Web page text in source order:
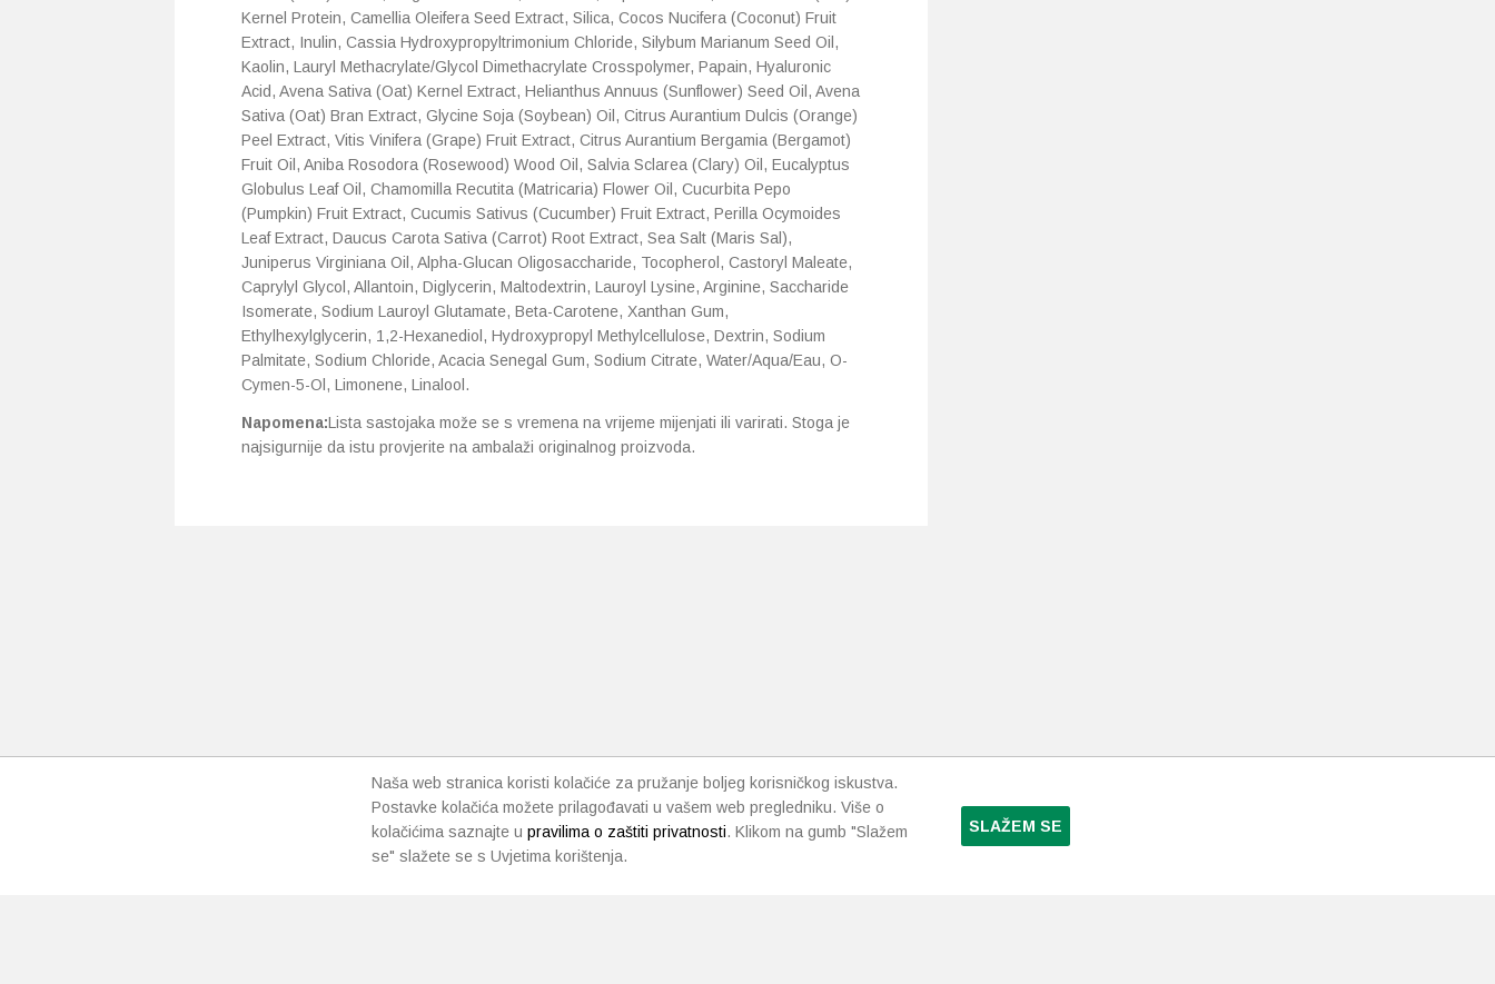
Kernel Protein, Camellia Oleifera Seed Extract, Silica, Cocos Nucifera (Coconut) Fruit
Extract, Inulin, Cassia Hydroxypropyltrimonium Chloride, Silybum Marianum Seed Oil,
Kaolin, Lauryl Methacrylate/Glycol Dimethacrylate Crosspolymer, Papain, Hyaluronic
Acid, Avena Sativa (Oat) Kernel Extract, Helianthus Annuus (Sunflower) Seed Oil, Avena
Sativa (Oat) Bran Extract, Glycine Soja (Soybean) Oil, Citrus Aurantium Dulcis (Orange)
Peel Extract, Vitis Vinifera (Grape) Fruit Extract, Citrus Aurantium Bergamia (Bergamot)
Fruit Oil, Aniba Rosodora (Rosewood) Wood Oil, Salvia Sclarea (Clary) Oil, Eucalyptus
Globulus Leaf Oil, Chamomilla Recutita (Matricaria) Flower Oil, Cucurbita Pepo
(Pumpkin) Fruit Extract, Cucumis Sativus (Cucumber) Fruit Extract, Perilla Ocymoides
Leaf Extract, Daucus Carota Sativa (Carrot) Root Extract, Sea Salt (Maris Sal),
Juniperus Virginiana Oil, Alpha-Glucan Oligosaccharide, Tocopherol, Castoryl Maleate,
Caprylyl Glycol, Allantoin, Diglycerin, Maltodextrin, Lauroyl Lysine, Arginine, Saccharide
Isomerate, Sodium Lauroyl Glutamate, Beta-Carotene, Xanthan Gum,
Ethylhexylglycerin, 1,2-Hexanediol, Hydroxypropyl Methylcellulose, Dextrin, Sodium
Palmitate, Sodium Chloride, Acacia Senegal Gum, Sodium Citrate, Water/Aqua/Eau, O-
Cymen-5-Ol, Limonene, Linalool.
Napomena:Lista sastojaka može se s vremena na vrijeme mijenjati ili varirati. Stoga je
najsigurnije da istu provjerite na ambalaži originalnog proizvoda.
Naša web stranica koristi kolačiće za pružanje boljeg korisničkog iskustva.
Postavke kolačića možete prilagođavati u vašem web pregledniku. Više o
kolačićima saznajte u pravilima o zaštiti privatnosti. Klikom na gumb "Slažem
se" slažete se s Uvjetima korištenja.
SLAŽEM SE